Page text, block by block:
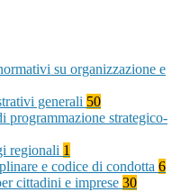
su organizzazione e
generali 50
programmazione strategico-
regionali 1
e codice di condotta 6
cittadini e imprese 30